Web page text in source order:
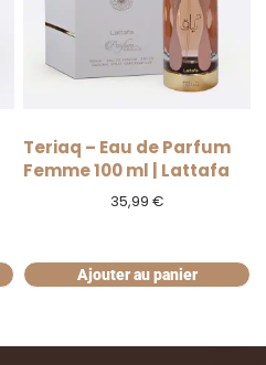
Teriaq – Eau de Parfum
Femme 100 ml | Lattafa
35,99€
Ajouter au panier